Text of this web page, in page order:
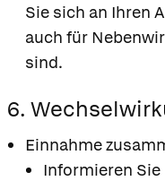
Sie sich an Ihren
auch für
sind.
6.
Einnahme
Informieren Sie